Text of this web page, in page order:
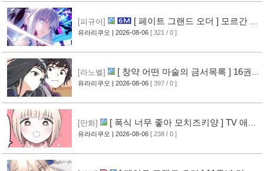
[피규어]
[ 페이트 그랜드 오더 ] 모르간 르
페이 신작 피규어 공개
[6]
유라리쿠오 | 2026-08-06 [ 321 / 0 ]
[라노벨]
[ 창약 어떤 마술의 금서목록 ] 16권
표지 공개
[8]
유라리쿠오 | 2026-08-06 [ 397 / 0 ]
[만화]
[ 폭식 너무 좋아 모치즈키양 ] TV 애니
메이션화 결정 [9]
유라리쿠오 | 2026-08-06 [ 238 / 0 ]